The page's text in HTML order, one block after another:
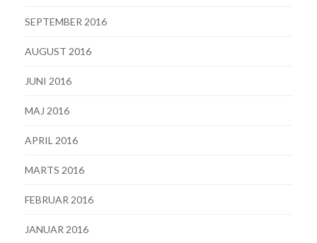
SEPTEMBER 2016
AUGUST 2016
JUNI 2016
MAJ 2016
APRIL 2016
MARTS 2016
FEBRUAR 2016
JANUAR 2016